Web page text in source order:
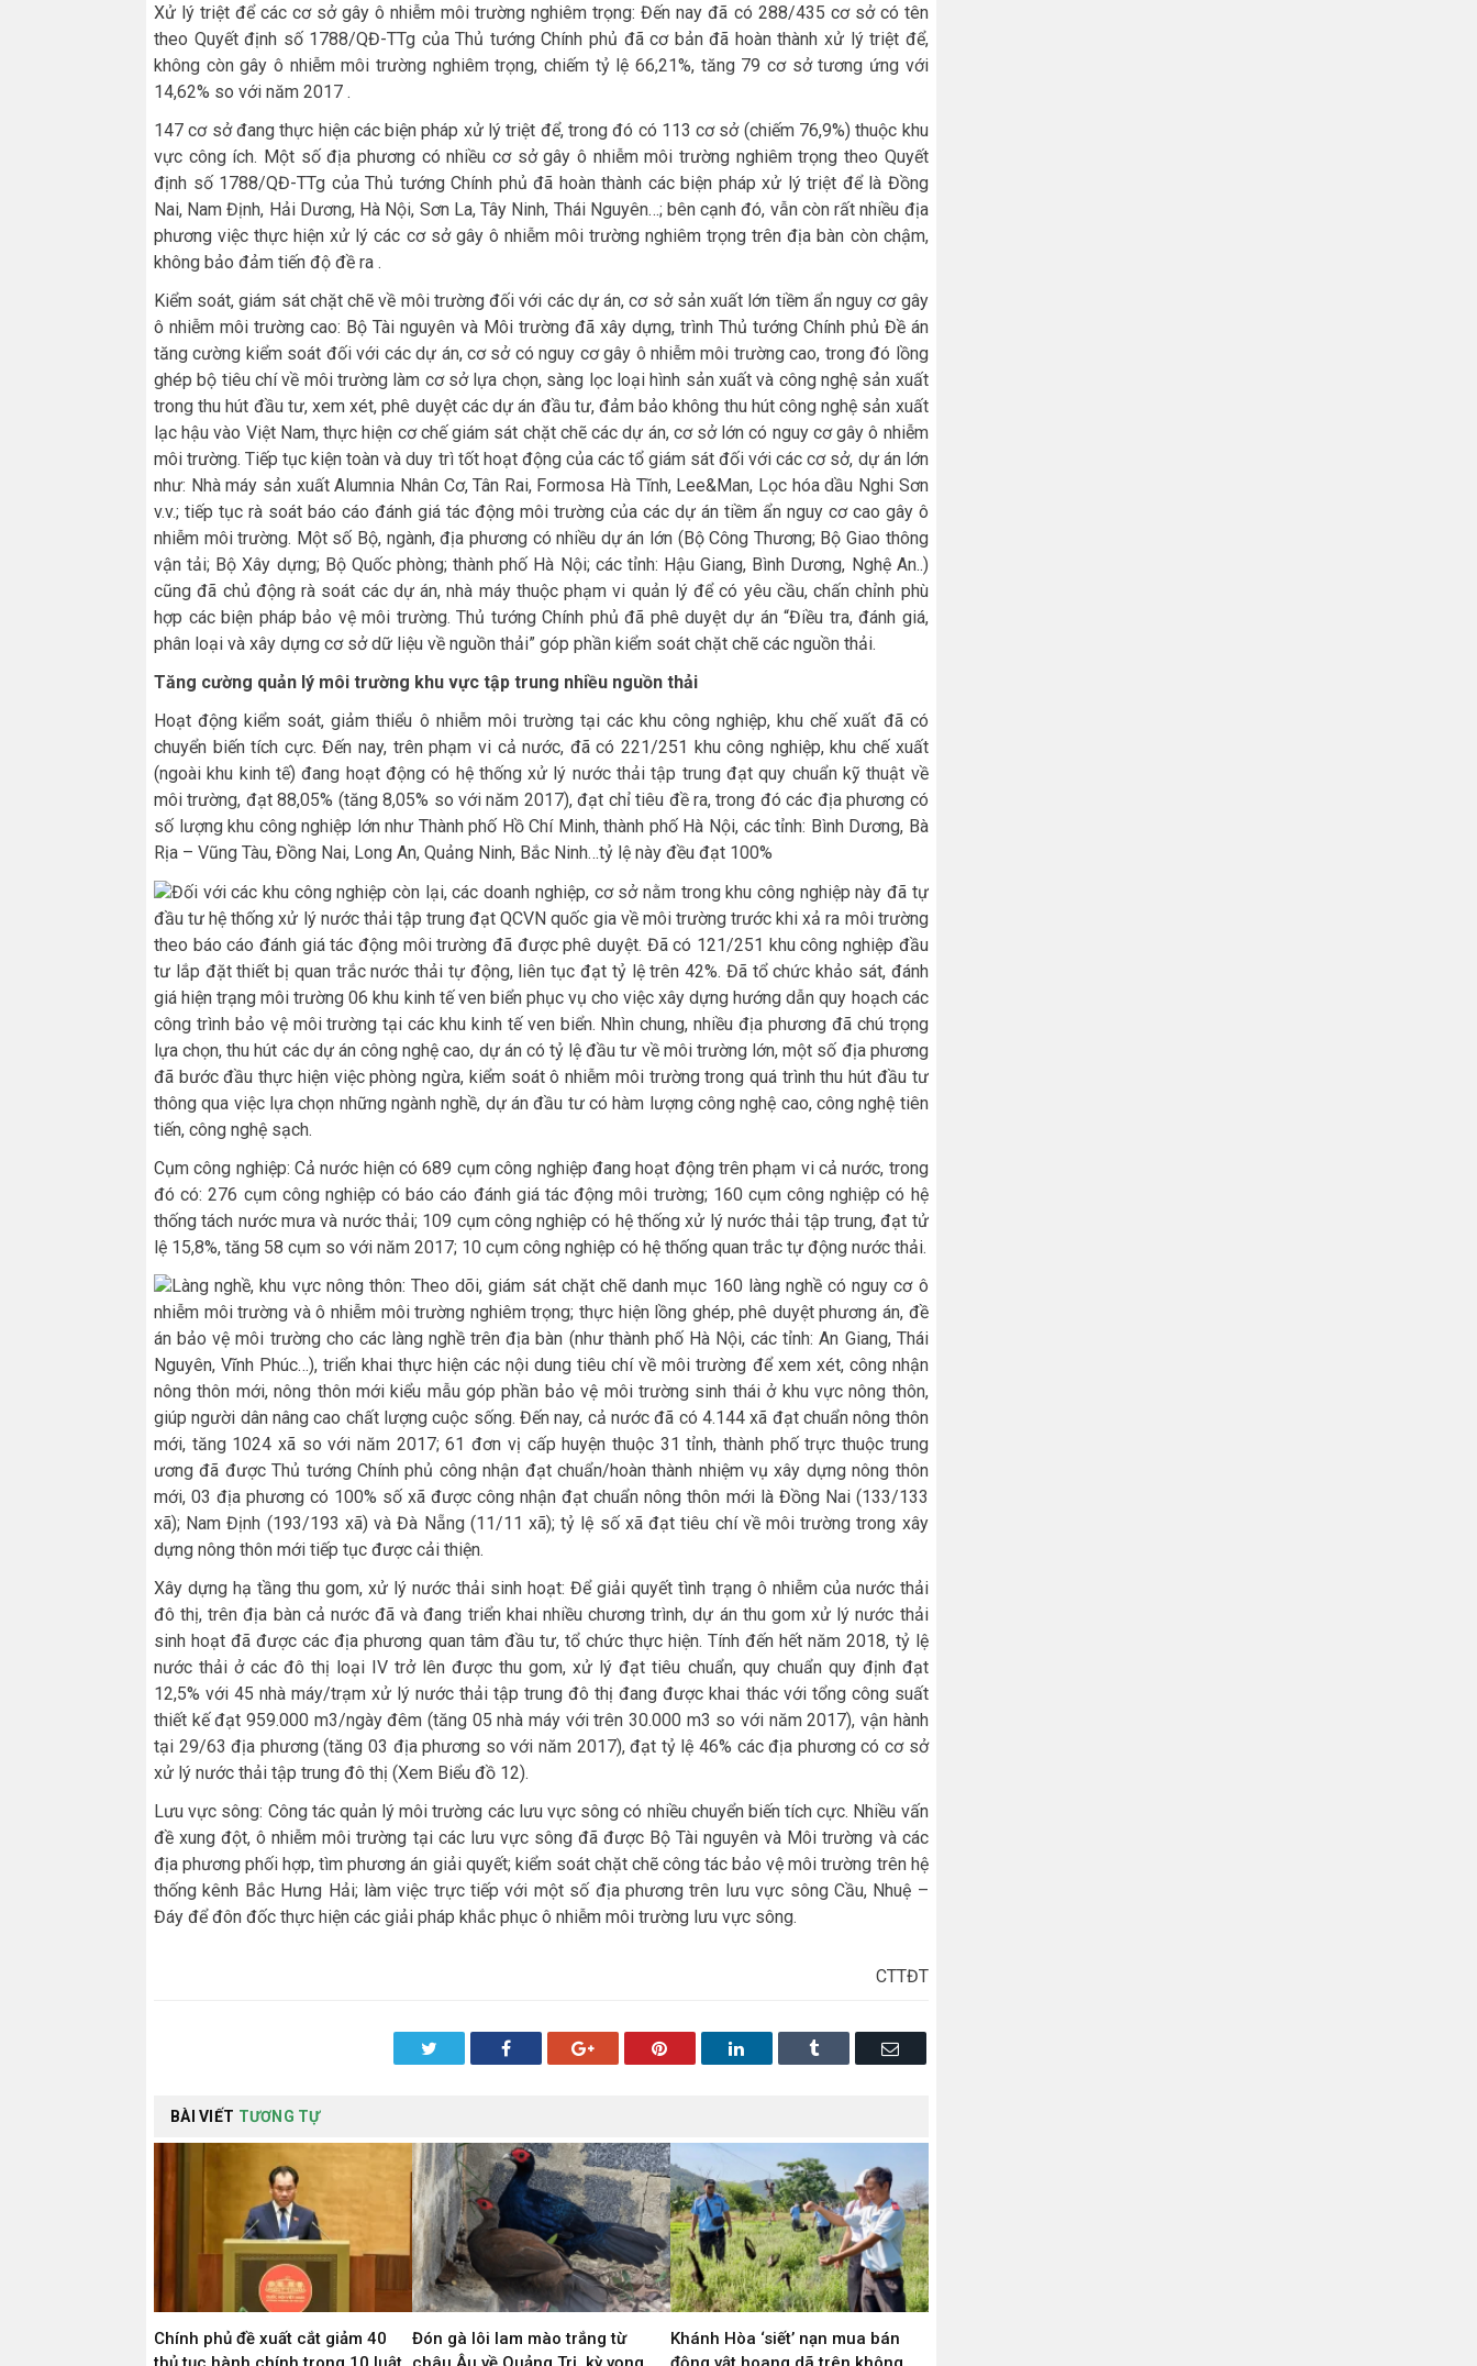
Xử lý triệt để các cơ sở gây ô nhiễm môi trường nghiêm trọng: Đến nay đã có 288/435 cơ sở có tên
theo Quyết định số 1788/QĐ-TTg của Thủ tướng Chính phủ đã cơ bản đã hoàn thành xử lý triệt để,
không còn gây ô nhiễm môi trường nghiêm trọng, chiếm tỷ lệ 66,21%, tăng 79 cơ sở tương ứng với
14,62% so với năm 2017 .
147 cơ sở đang thực hiện các biện pháp xử lý triệt để, trong đó có 113 cơ sở (chiếm 76,9%) thuộc khu
vực công ích. Một số địa phương có nhiều cơ sở gây ô nhiễm môi trường nghiêm trọng theo Quyết
định số 1788/QĐ-TTg của Thủ tướng Chính phủ đã hoàn thành các biện pháp xử lý triệt để là Đồng
Nai, Nam Định, Hải Dương, Hà Nội, Sơn La, Tây Ninh, Thái Nguyên…; bên cạnh đó, vẫn còn rất nhiều địa
phương việc thực hiện xử lý các cơ sở gây ô nhiễm môi trường nghiêm trọng trên địa bàn còn chậm,
không bảo đảm tiến độ đề ra .
Kiểm soát, giám sát chặt chẽ về môi trường đối với các dự án, cơ sở sản xuất lớn tiềm ẩn nguy cơ gây
ô nhiễm môi trường cao: Bộ Tài nguyên và Môi trường đã xây dựng, trình Thủ tướng Chính phủ Đề án
tăng cường kiểm soát đối với các dự án, cơ sở có nguy cơ gây ô nhiễm môi trường cao, trong đó lồng
ghép bộ tiêu chí về môi trường làm cơ sở lựa chọn, sàng lọc loại hình sản xuất và công nghệ sản xuất
trong thu hút đầu tư, xem xét, phê duyệt các dự án đầu tư, đảm bảo không thu hút công nghệ sản xuất
lạc hậu vào Việt Nam, thực hiện cơ chế giám sát chặt chẽ các dự án, cơ sở lớn có nguy cơ gây ô nhiễm
môi trường. Tiếp tục kiện toàn và duy trì tốt hoạt động của các tổ giám sát đối với các cơ sở, dự án lớn
như: Nhà máy sản xuất Alumnia Nhân Cơ, Tân Rai, Formosa Hà Tĩnh, Lee&Man, Lọc hóa dầu Nghi Sơn
v.v.; tiếp tục rà soát báo cáo đánh giá tác động môi trường của các dự án tiềm ẩn nguy cơ cao gây ô
nhiễm môi trường. Một số Bộ, ngành, địa phương có nhiều dự án lớn (Bộ Công Thương; Bộ Giao thông
vận tải; Bộ Xây dựng; Bộ Quốc phòng; thành phố Hà Nội; các tỉnh: Hậu Giang, Bình Dương, Nghệ An..)
cũng đã chủ động rà soát các dự án, nhà máy thuộc phạm vi quản lý để có yêu cầu, chấn chỉnh phù
hợp các biện pháp bảo vệ môi trường. Thủ tướng Chính phủ đã phê duyệt dự án “Điều tra, đánh giá,
phân loại và xây dựng cơ sở dữ liệu về nguồn thải” góp phần kiểm soát chặt chẽ các nguồn thải.
Tăng cường quản lý môi trường khu vực tập trung nhiều nguồn thải
Hoạt động kiểm soát, giảm thiểu ô nhiễm môi trường tại các khu công nghiệp, khu chế xuất đã có
chuyển biến tích cực. Đến nay, trên phạm vi cả nước, đã có 221/251 khu công nghiệp, khu chế xuất
(ngoài khu kinh tế) đang hoạt động có hệ thống xử lý nước thải tập trung đạt quy chuẩn kỹ thuật về
môi trường, đạt 88,05% (tăng 8,05% so với năm 2017), đạt chỉ tiêu đề ra, trong đó các địa phương có
số lượng khu công nghiệp lớn như Thành phố Hồ Chí Minh, thành phố Hà Nội, các tỉnh: Bình Dương, Bà
Rịa – Vũng Tàu, Đồng Nai, Long An, Quảng Ninh, Bắc Ninh…tỷ lệ này đều đạt 100%
Đối với các khu công nghiệp còn lại, các doanh nghiệp, cơ sở nằm trong khu công nghiệp này đã tự
đầu tư hệ thống xử lý nước thải tập trung đạt QCVN quốc gia về môi trường trước khi xả ra môi trường
theo báo cáo đánh giá tác động môi trường đã được phê duyệt. Đã có 121/251 khu công nghiệp đầu
tư lắp đặt thiết bị quan trắc nước thải tự động, liên tục đạt tỷ lệ trên 42%. Đã tổ chức khảo sát, đánh
giá hiện trạng môi trường 06 khu kinh tế ven biển phục vụ cho việc xây dựng hướng dẫn quy hoạch các
công trình bảo vệ môi trường tại các khu kinh tế ven biển. Nhìn chung, nhiều địa phương đã chú trọng
lựa chọn, thu hút các dự án công nghệ cao, dự án có tỷ lệ đầu tư về môi trường lớn, một số địa phương
đã bước đầu thực hiện việc phòng ngừa, kiểm soát ô nhiễm môi trường trong quá trình thu hút đầu tư
thông qua việc lựa chọn những ngành nghề, dự án đầu tư có hàm lượng công nghệ cao, công nghệ tiên
tiến, công nghệ sạch.
Cụm công nghiệp: Cả nước hiện có 689 cụm công nghiệp đang hoạt động trên phạm vi cả nước, trong
đó có: 276 cụm công nghiệp có báo cáo đánh giá tác động môi trường; 160 cụm công nghiệp có hệ
thống tách nước mưa và nước thải; 109 cụm công nghiệp có hệ thống xử lý nước thải tập trung, đạt tử
lệ 15,8%, tăng 58 cụm so với năm 2017; 10 cụm công nghiệp có hệ thống quan trắc tự động nước thải.
Làng nghề, khu vực nông thôn: Theo dõi, giám sát chặt chẽ danh mục 160 làng nghề có nguy cơ ô
nhiễm môi trường và ô nhiễm môi trường nghiêm trọng; thực hiện lồng ghép, phê duyệt phương án, đề
án bảo vệ môi trường cho các làng nghề trên địa bàn (như thành phố Hà Nội, các tỉnh: An Giang, Thái
Nguyên, Vĩnh Phúc…), triển khai thực hiện các nội dung tiêu chí về môi trường để xem xét, công nhận
nông thôn mới, nông thôn mới kiểu mẫu góp phần bảo vệ môi trường sinh thái ở khu vực nông thôn,
giúp người dân nâng cao chất lượng cuộc sống. Đến nay, cả nước đã có 4.144 xã đạt chuẩn nông thôn
mới, tăng 1024 xã so với năm 2017; 61 đơn vị cấp huyện thuộc 31 tỉnh, thành phố trực thuộc trung
ương đã được Thủ tướng Chính phủ công nhận đạt chuẩn/hoàn thành nhiệm vụ xây dựng nông thôn
mới, 03 địa phương có 100% số xã được công nhận đạt chuẩn nông thôn mới là Đồng Nai (133/133
xã); Nam Định (193/193 xã) và Đà Nẵng (11/11 xã); tỷ lệ số xã đạt tiêu chí về môi trường trong xây
dựng nông thôn mới tiếp tục được cải thiện.
Xây dựng hạ tầng thu gom, xử lý nước thải sinh hoạt: Để giải quyết tình trạng ô nhiễm của nước thải
đô thị, trên địa bàn cả nước đã và đang triển khai nhiều chương trình, dự án thu gom xử lý nước thải
sinh hoạt đã được các địa phương quan tâm đầu tư, tổ chức thực hiện. Tính đến hết năm 2018, tỷ lệ
nước thải ở các đô thị loại IV trở lên được thu gom, xử lý đạt tiêu chuẩn, quy chuẩn quy định đạt
12,5% với 45 nhà máy/trạm xử lý nước thải tập trung đô thị đang được khai thác với tổng công suất
thiết kế đạt 959.000 m3/ngày đêm (tăng 05 nhà máy với trên 30.000 m3 so với năm 2017), vận hành
tại 29/63 địa phương (tăng 03 địa phương so với năm 2017), đạt tỷ lệ 46% các địa phương có cơ sở
xử lý nước thải tập trung đô thị (Xem Biểu đồ 12).
Lưu vực sông: Công tác quản lý môi trường các lưu vực sông có nhiều chuyển biến tích cực. Nhiều vấn
đề xung đột, ô nhiễm môi trường tại các lưu vực sông đã được Bộ Tài nguyên và Môi trường và các
địa phương phối hợp, tìm phương án giải quyết; kiểm soát chặt chẽ công tác bảo vệ môi trường trên hệ
thống kênh Bắc Hưng Hải; làm việc trực tiếp với một số địa phương trên lưu vực sông Cầu, Nhuệ –
Đáy để đôn đốc thực hiện các giải pháp khắc phục ô nhiễm môi trường lưu vực sông.
CTTĐT
Twitter Facebook Google+ Pinterest LinkedIn Tumblr Email
BÀI VIẾT TƯƠNG TỰ
Chính phủ đề xuất cắt giảm 40
Đón gà lôi lam mào trắng từ
Khánh Hòa ‘siết’ nạn mua bán